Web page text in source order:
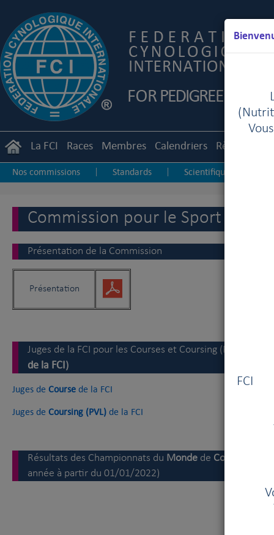
FCI
La FCI Races Membres Calendriers Règlements
Nos commissions Standards Scientifique
Commission pour le Sport des
Présentation de la Commission
Présentation
Juges de la FCI pour les Courses et Coursing (PVL)
de la FCI)
Juges de Course de la FCI
Juges de Coursing (PVL) de la FCI
Résultats des Championnats du Monde de Course
année à partir du 01/01/2022)